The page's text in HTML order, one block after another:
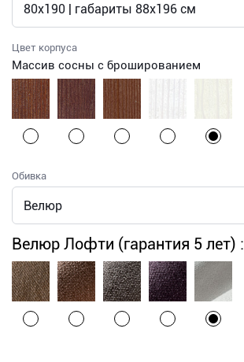
Цвет корпуса
Массив сосны с брошированием
Обивка
Велюр Лофти (гарантия 5 лет) :